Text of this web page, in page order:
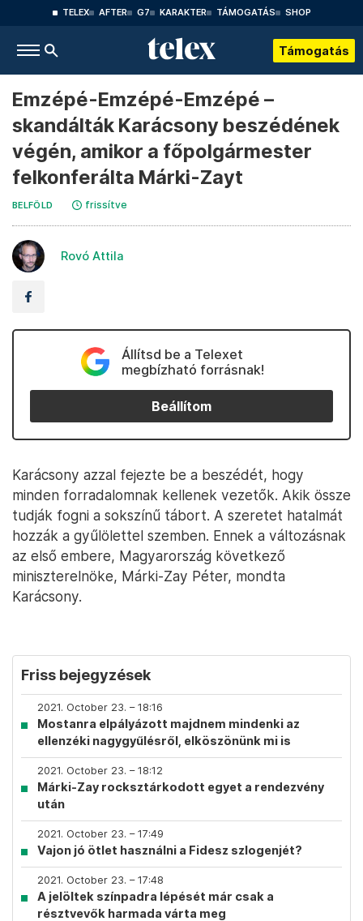
TELEX AFTER G7 KARAKTER TÁMOGATÁS SHOP
Támogatás
Emzépé-Emzépé-Emzépé –
skandálták Karácsony beszédének
végén, amikor a főpolgármester
felkonferálta Márki-Zayt
BELFÖLD frissítve
Rovó Attila
Állítsd be a Telexet
megbízható forrásnak!
Beállítom
Karácsony azzal fejezte be a beszédét, hogy
minden forradalomnak kellenek vezetők. Akik össze
tudják fogni a sokszínű tábort. A szeretet hatalmát
hozzák a gyűlölettel szemben. Ennek a változásnak
az első embere, Magyarország következő
miniszterelnöke, Márki-Zay Péter, mondta
Karácsony.
Friss bejegyzések
2021. October 23. – 18:16
Mostanra elpályázott majdnem mindenki az
ellenzéki nagygyűlésről, elköszönünk mi is
2021. October 23. – 18:12
Márki-Zay rocksztárkodott egyet a rendezvény
után
2021. October 23. – 17:49
Vajon jó ötlet használni a Fidesz szlogenjét?
2021. October 23. – 17:48
A jelöltek színpadra lépését már csak a
résztvevők harmada várta meg